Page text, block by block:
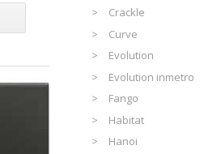
Crackle
Curve
Evolution
Evolution inmetro
Fango
Habitat
Hanoi